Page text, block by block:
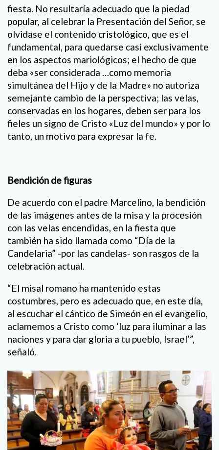
fiesta. No resultaría adecuado que la piedad
popular, al celebrar la Presentación del Señor, se
olvidase el contenido cristológico, que es el
fundamental, para quedarse casi exclusivamente
en los aspectos mariológicos; el hecho de que
deba «ser considerada …como memoria
simultánea del Hijo y de la Madre» no autoriza
semejante cambio de la perspectiva; las velas,
conservadas en los hogares, deben ser para los
fieles un signo de Cristo «Luz del mundo» y por lo
tanto, un motivo para expresar la fe.
Bendición de figuras
De acuerdo con el padre Marcelino, la bendición
de las imágenes antes de la misa y la procesión
con las velas encendidas, en la fiesta que
también ha sido llamada como “Día de la
Candelaria” -por las candelas- son rasgos de la
celebración actual.
“El misal romano ha mantenido estas
costumbres, pero es adecuado que, en este día,
al escuchar el cántico de Simeón en el evangelio,
aclamemos a Cristo como ‘luz para iluminar a las
naciones y para dar gloria a tu pueblo, Israel’”,
señaló.